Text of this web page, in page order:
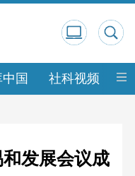
国 社科视频 中
发展会议成